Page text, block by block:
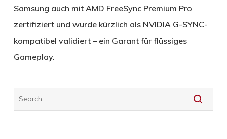
Samsung auch mit AMD FreeSync Premium Pro
zertifiziert und wurde kürzlich als NVIDIA G-SYNC-
kompatibel validiert – ein Garant für flüssiges
Gameplay.